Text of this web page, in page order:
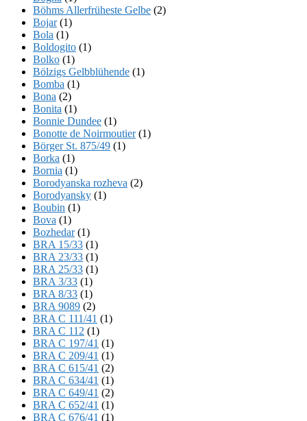
Böhms Allerfrüheste Gelbe (2)
Bojar(1)
Bola (1)
Boldogito (1)
Bolko (1)
Bölzigs Gelbblühende (1)
Bomba (1)
Bona (2)
Bonita (1)
Bonnie Dundee (1)
Bonotte de Noirmoutier(1)
Börger St. 875/49 (1)
Borka (1)
Bornia (1)
Borodyanska rozheva (2)
Borodyansky (1)
Boubin (1)
Bova (1)
Bozhedar(1)
BRA 15/33 (1)
BRA 23/33 (1)
BRA 25/33 (1)
BRA 3/33 (1)
BRA 8/33 (1)
BRA 9089 (2)
BRA C 111/41 (1)
BRA C 112 (1)
BRA C 197/41 (1)
BRA C 209/41 (1)
BRA C 615/41 (2)
BRA C 634/41 (1)
BRA C 649/41 (2)
BRA C 652/41 (1)
BRA C 676/41 (1)